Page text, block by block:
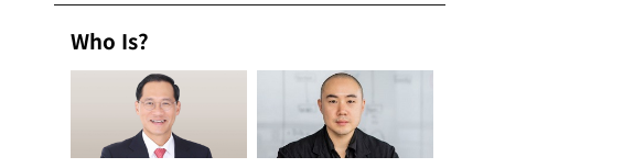
Who Is?